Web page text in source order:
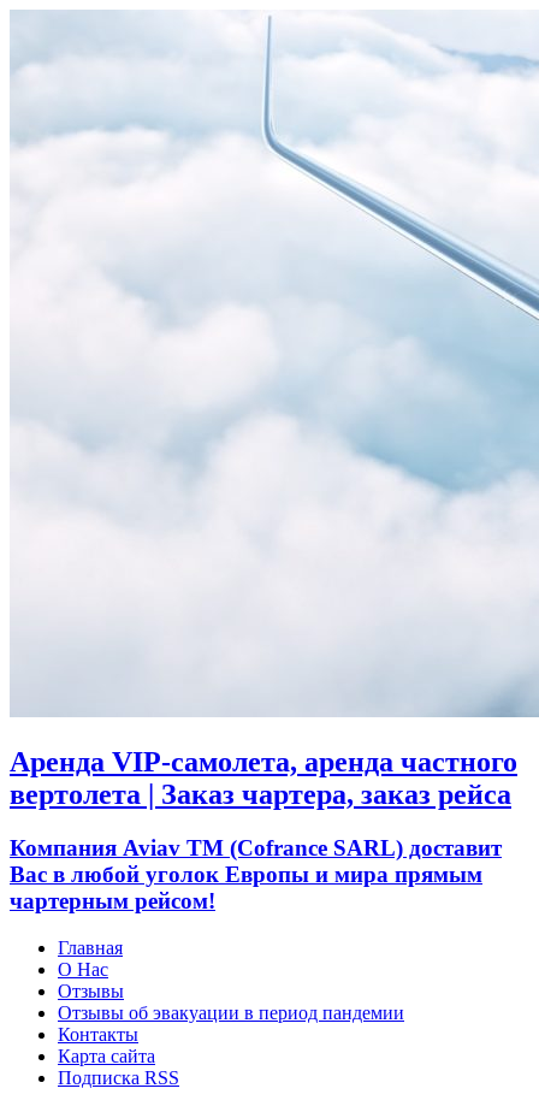
Аренда VIP-самолета, аренда частного
вертолета | Заказ чартера, заказ рейса
Компания Aviav TM (Cofrance SARL) доставит
Вас в любой уголок Европы и мира прямым
чартерным рейсом!
Главная
О Нас
Отзывы
Отзывы об эвакуации в период пандемии
Контакты
Карта сайта
Подписка RSS
Узнать больше.